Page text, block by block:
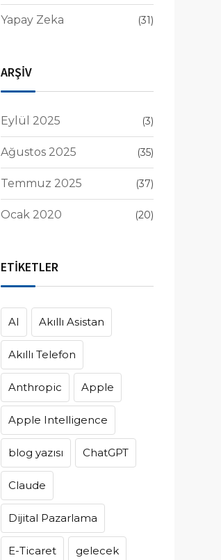
Yapay Zeka (31)
ARŞİV
Eylül 2025 (3)
Ağustos 2025 (35)
Temmuz 2025 (37)
Ocak 2020 (20)
ETİKETLER
AI Akıllı Asistan
Akıllı Telefon
Anthropic Apple
Apple Intelligence
blog yazısı ChatGPT
Claude
Dijital Pazarlama
E-Ticaret gelecek